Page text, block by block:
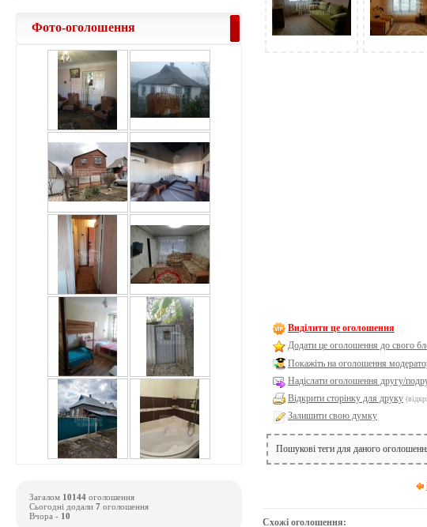
Виділити це оголошення
Додати це оголошення до свого
Покажіть на оголошення
Надіслати оголошення другу/
Відкрити сторінку для друку
Залишити свою думку
Пошукові теги для даного
Схожі оголошення:
Фото-оголошення
Загалом 10144 оголошення
Сьогодні додали 7 оголошення
Вчора - 10